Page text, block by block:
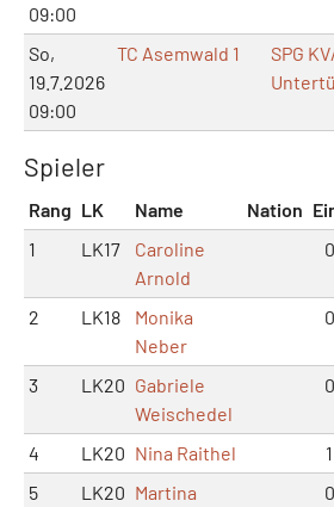
09:00
So,
19.7.2026
09:00
TC Asemwald 1
SPG
Spieler
Rang LK Name Nation
1
LK17
Caroline
Arnold
2 LK18
Monika
Neber
3 LK20 Gabriele
Weischedel
4 LK20 Nina Raithel
5
LK20 Martina